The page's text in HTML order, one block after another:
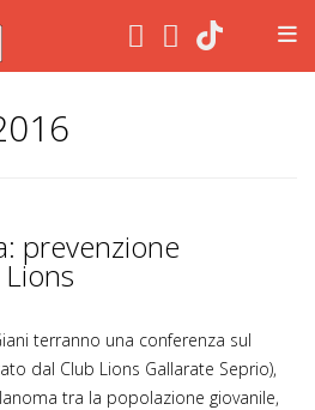
.
prevenzione
terranno una conferenza sul
dal Club Lions Gallarate Seprio),
tra la popolazione giovanile,